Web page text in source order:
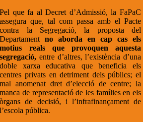
Pel que fa al Decret d’Admissió, la FaPaC
assegura que, tal com passa amb el Pacte
contra la Segregació, la proposta del
Departamentno aborda en cap cas els
motius reals que provoquen aquesta
segregació, entre d’altres, l’existència d’una
doble xarxa educativa que beneficia els
centres privats en detriment dels públics; el
mal anomenat dret d’elecció de centre; la
manca de representació de les famílies en els
òrgans de decisió, i l’infrafinançament de
l’escola pública.